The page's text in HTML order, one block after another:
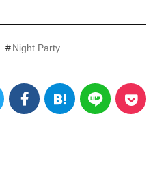
Night Party